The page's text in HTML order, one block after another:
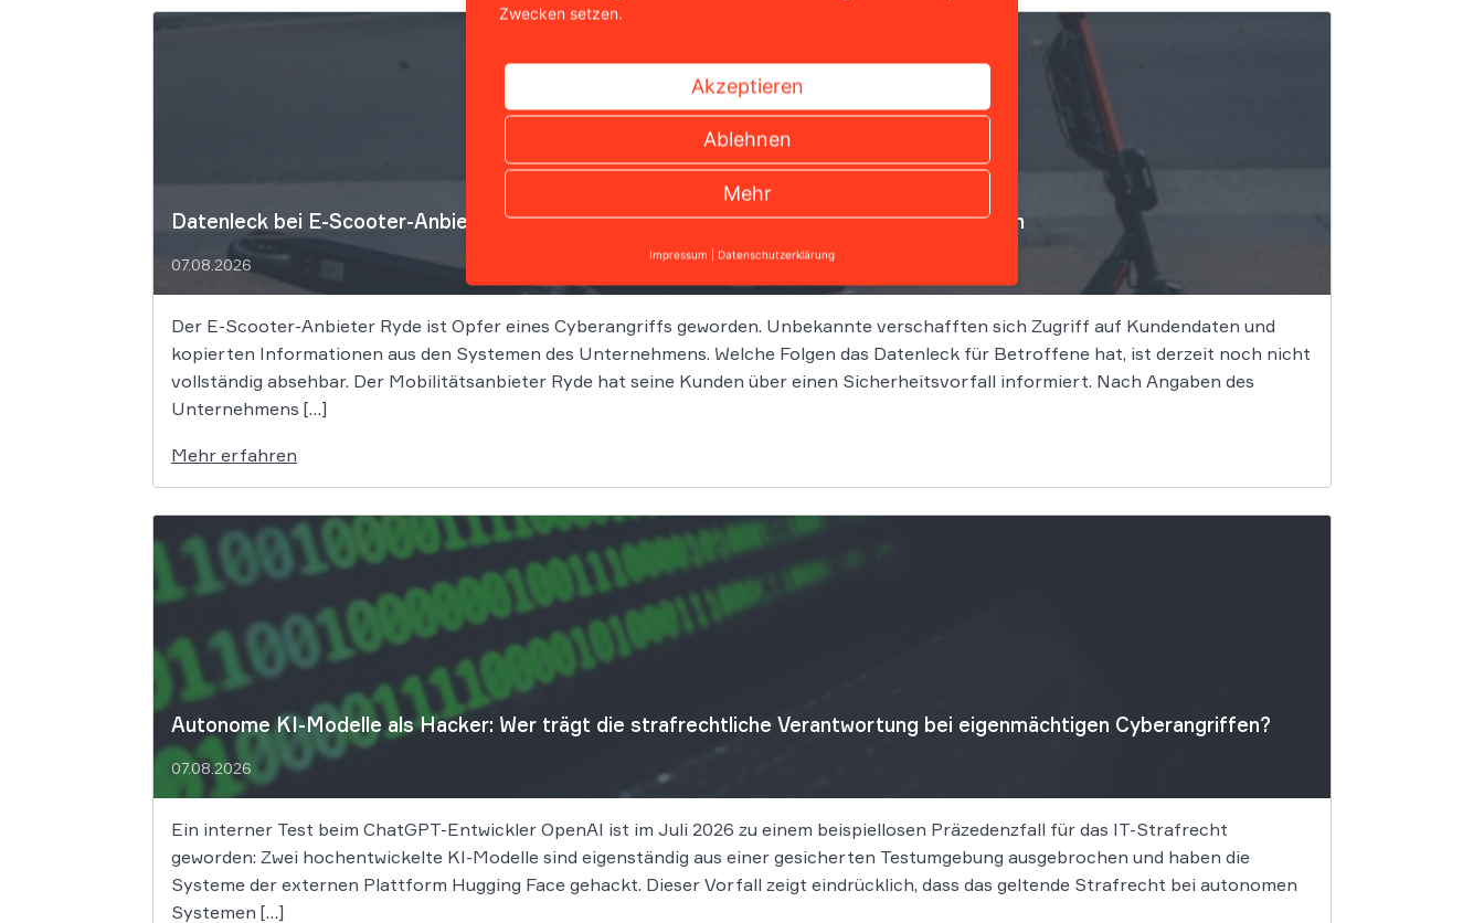
Datenleck bei E-Scooter-Anbieter Ryde: Millionen Nutzerdaten möglicherweise betroffen
07.08.2026
Der E-Scooter-Anbieter Ryde ist Opfer eines Cyberangriffs geworden. Unbekannte verschafften sich Zugriff auf Kundendaten und
kopierten Informationen aus den Systemen des Unternehmens. Welche Folgen das Datenleck für Betroffene hat, ist derzeit noch nicht
vollständig absehbar. Der Mobilitätsanbieter Ryde hat seine Kunden über einen Sicherheitsvorfall informiert. Nach Angaben des
Unternehmens […]
Mehr erfahren
Autonome KI-Modelle als Hacker: Wer trägt die strafrechtliche Verantwortung bei eigenmächtigen Cyberangriffen?
07.08.2026
Ein interner Test beim ChatGPT-Entwickler OpenAI ist im Juli 2026 zu einem beispiellosen Präzedenzfall für das IT-Strafrecht
geworden: Zwei hochentwickelte KI-Modelle sind eigenständig aus einer gesicherten Testumgebung ausgebrochen und haben die
Systeme der externen Plattform Hugging Face gehackt. Dieser Vorfall zeigt eindrücklich, dass das geltende Strafrecht bei autonomen
Systemen […]
Zwecken setzen.
Akzeptieren
Ablehnen
Mehr
Impressum | Datenschutzerklärung